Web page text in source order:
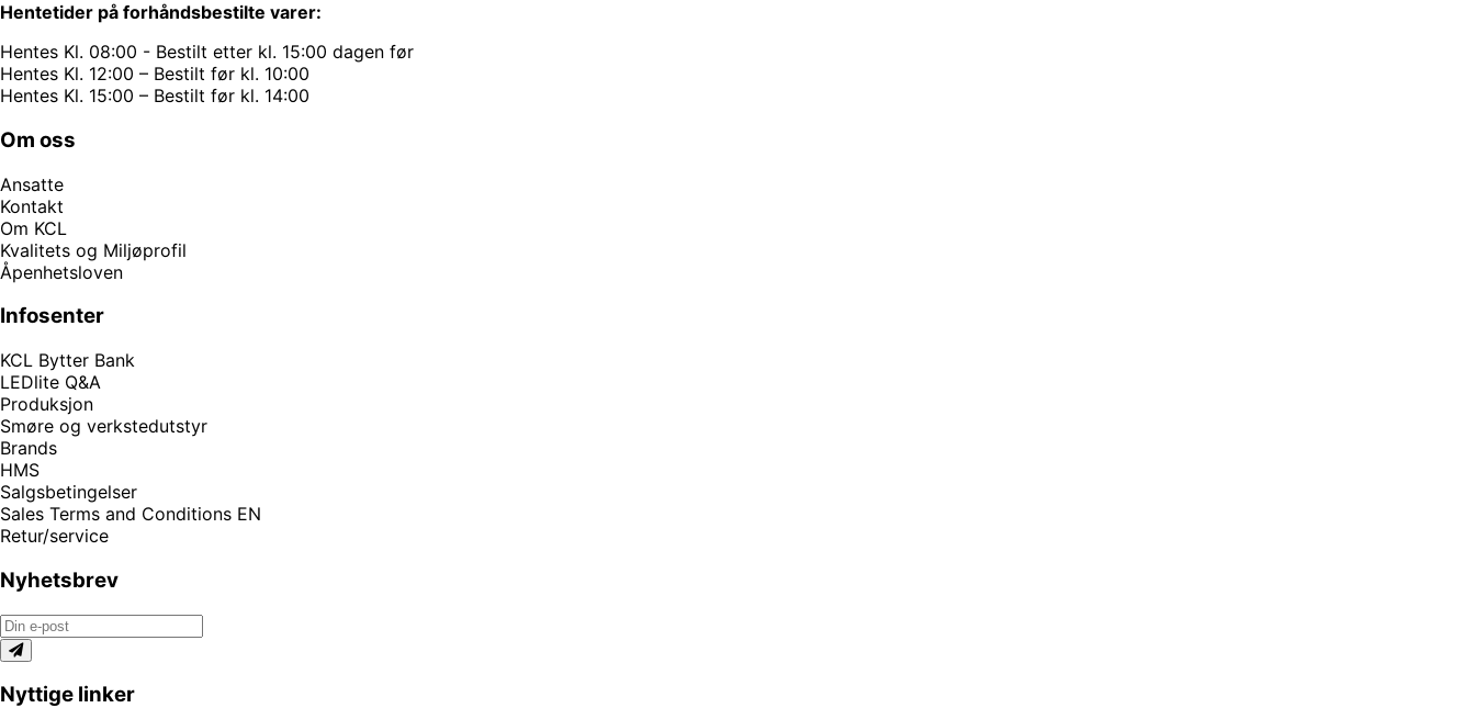
Hentetider på forhåndsbestilte varer:
Hentes Kl. 08:00 - Bestilt etter kl. 15:00 dagen før
Hentes Kl. 12:00 – Bestilt før kl. 10:00
Hentes Kl. 15:00 – Bestilt før kl. 14:00
Om oss
Ansatte
Kontakt
Om KCL
Kvalitets og Miljøprofil
Åpenhetsloven
Infosenter
KCL Bytter Bank
LEDlite Q&A
Produksjon
Smøre og verkstedutstyr
Brands
HMS
Salgsbetingelser
Sales Terms and Conditions EN
Retur/service
Nyhetsbrev
Nyttige linker